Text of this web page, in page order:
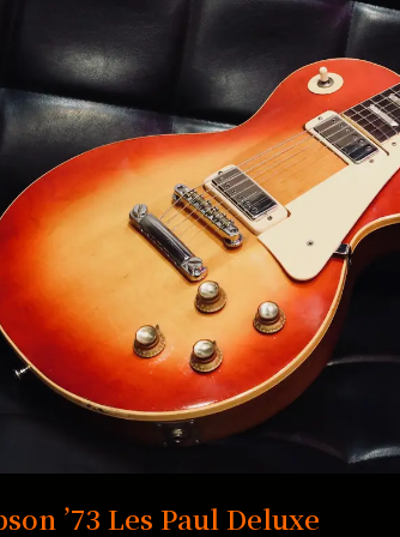
’73 Les Paul Deluxe